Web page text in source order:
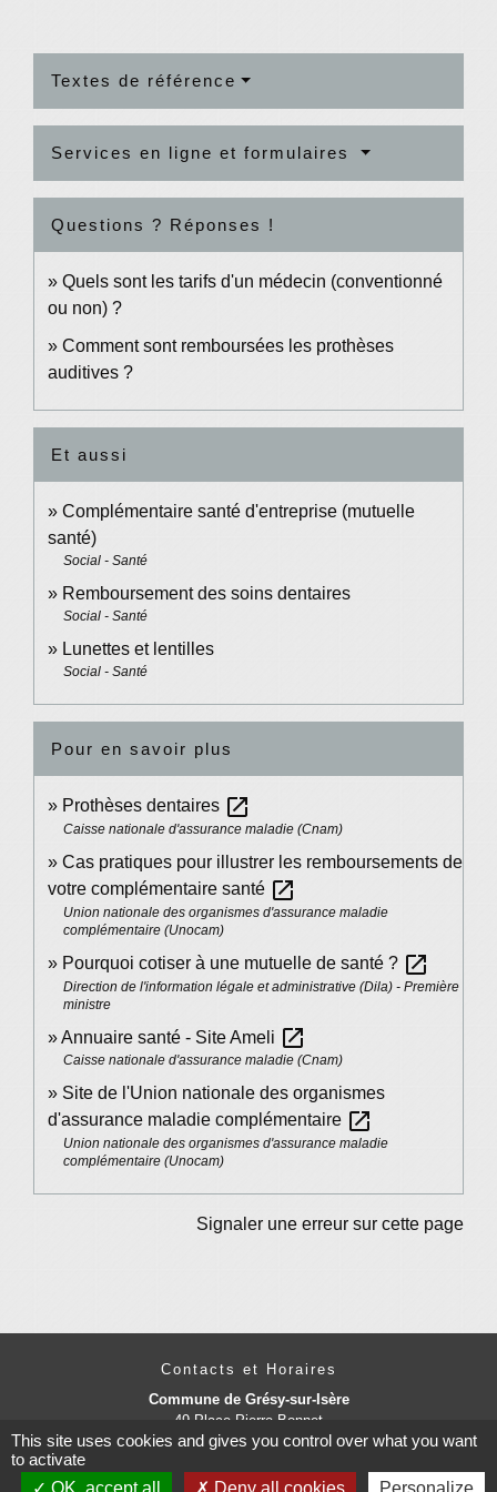
Textes de référence
Services en ligne et formulaires
Questions ? Réponses !
Quels sont les tarifs d'un médecin (conventionné
ou non) ?
Comment sont remboursées les prothèses
auditives ?
Et aussi
Complémentaire santé d'entreprise (mutuelle
santé)
Social - Santé
Remboursement des soins dentaires
Social - Santé
Lunettes et lentilles
Social - Santé
Pour en savoir plus
Prothèses dentaires open_in_new
Caisse nationale d'assurance maladie (Cnam)
Cas pratiques pour illustrer les remboursements de
votre complémentaire santé open_in_new
Union nationale des organismes d'assurance maladie
complémentaire (Unocam)
Pourquoi cotiser à une mutuelle de santé ? open_in_new
Direction de l'information légale et administrative (Dila) - Première
ministre
Annuaire santé - Site Ameli open_in_new
Caisse nationale d'assurance maladie (Cnam)
Site de l'Union nationale des organismes
d'assurance maladie complémentaire open_in_new
Union nationale des organismes d'assurance maladie
complémentaire (Unocam)
Signaler une erreur sur cette page
Contacts et Horaires
Commune de Grésy-sur-Isère
49 Place Pierre Bonnet
73460 Grésy-sur-Isère - FRANCE
This site uses cookies and gives you control over what you want
to activate
OK, accept all
Deny all cookies Personalize